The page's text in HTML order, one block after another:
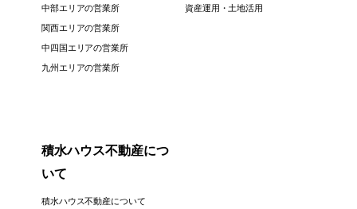
中部エリアの営業所
関西エリアの営業所
中四国エリアの営業所
九州エリアの営業所
資産運用・土地活用
積水ハウス不動産につ
いて
積水ハウス不動産について